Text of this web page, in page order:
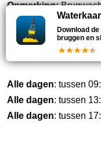
Opmerking:
waardoor wachttijden
Bedientijden deze
Alle dagen: tussen
Alle dagen: tussen
Alle dagen: tussen
Download
bruggen en